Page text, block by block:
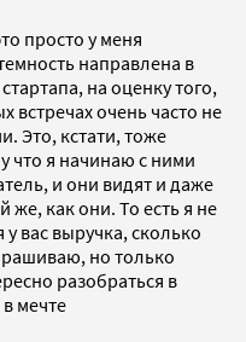
просто у меня
направлена в
на оценку того,
встречах очень часто не
Это, кстати, тоже
что я начинаю с ними
и они видят и даже
же, как они. То есть я не
вас выручка, сколько
но только
разобраться в
мечте